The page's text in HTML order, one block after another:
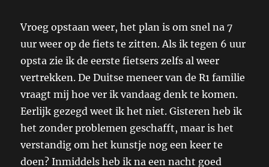
Vroeg opstaan weer, het plan is om snel na 7
uur weer op de fiets te zitten. Als ik tegen 6 uur
opsta zie ik de eerste fietsers zelfs al weer
vertrekken. De Duitse meneer van de R1 familie
vraagt mij hoe ver ik vandaag denk te komen.
Eerlijk gezegd weet ik het niet. Gisteren heb ik
het zonder problemen geschafft, maar is het
verstandig om het kunstje nog een keer te
doen? Inmiddels heb ik na een nacht goed